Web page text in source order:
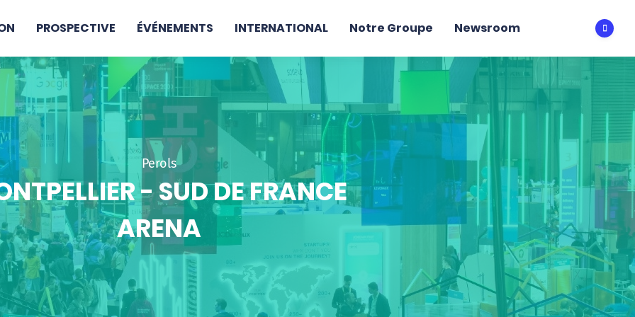
PROSPECTIVE ÉVÉNEMENTS INTERNATIONAL Notre Groupe Newsroom
Perols
- SUD DE FRANCE
ARENA